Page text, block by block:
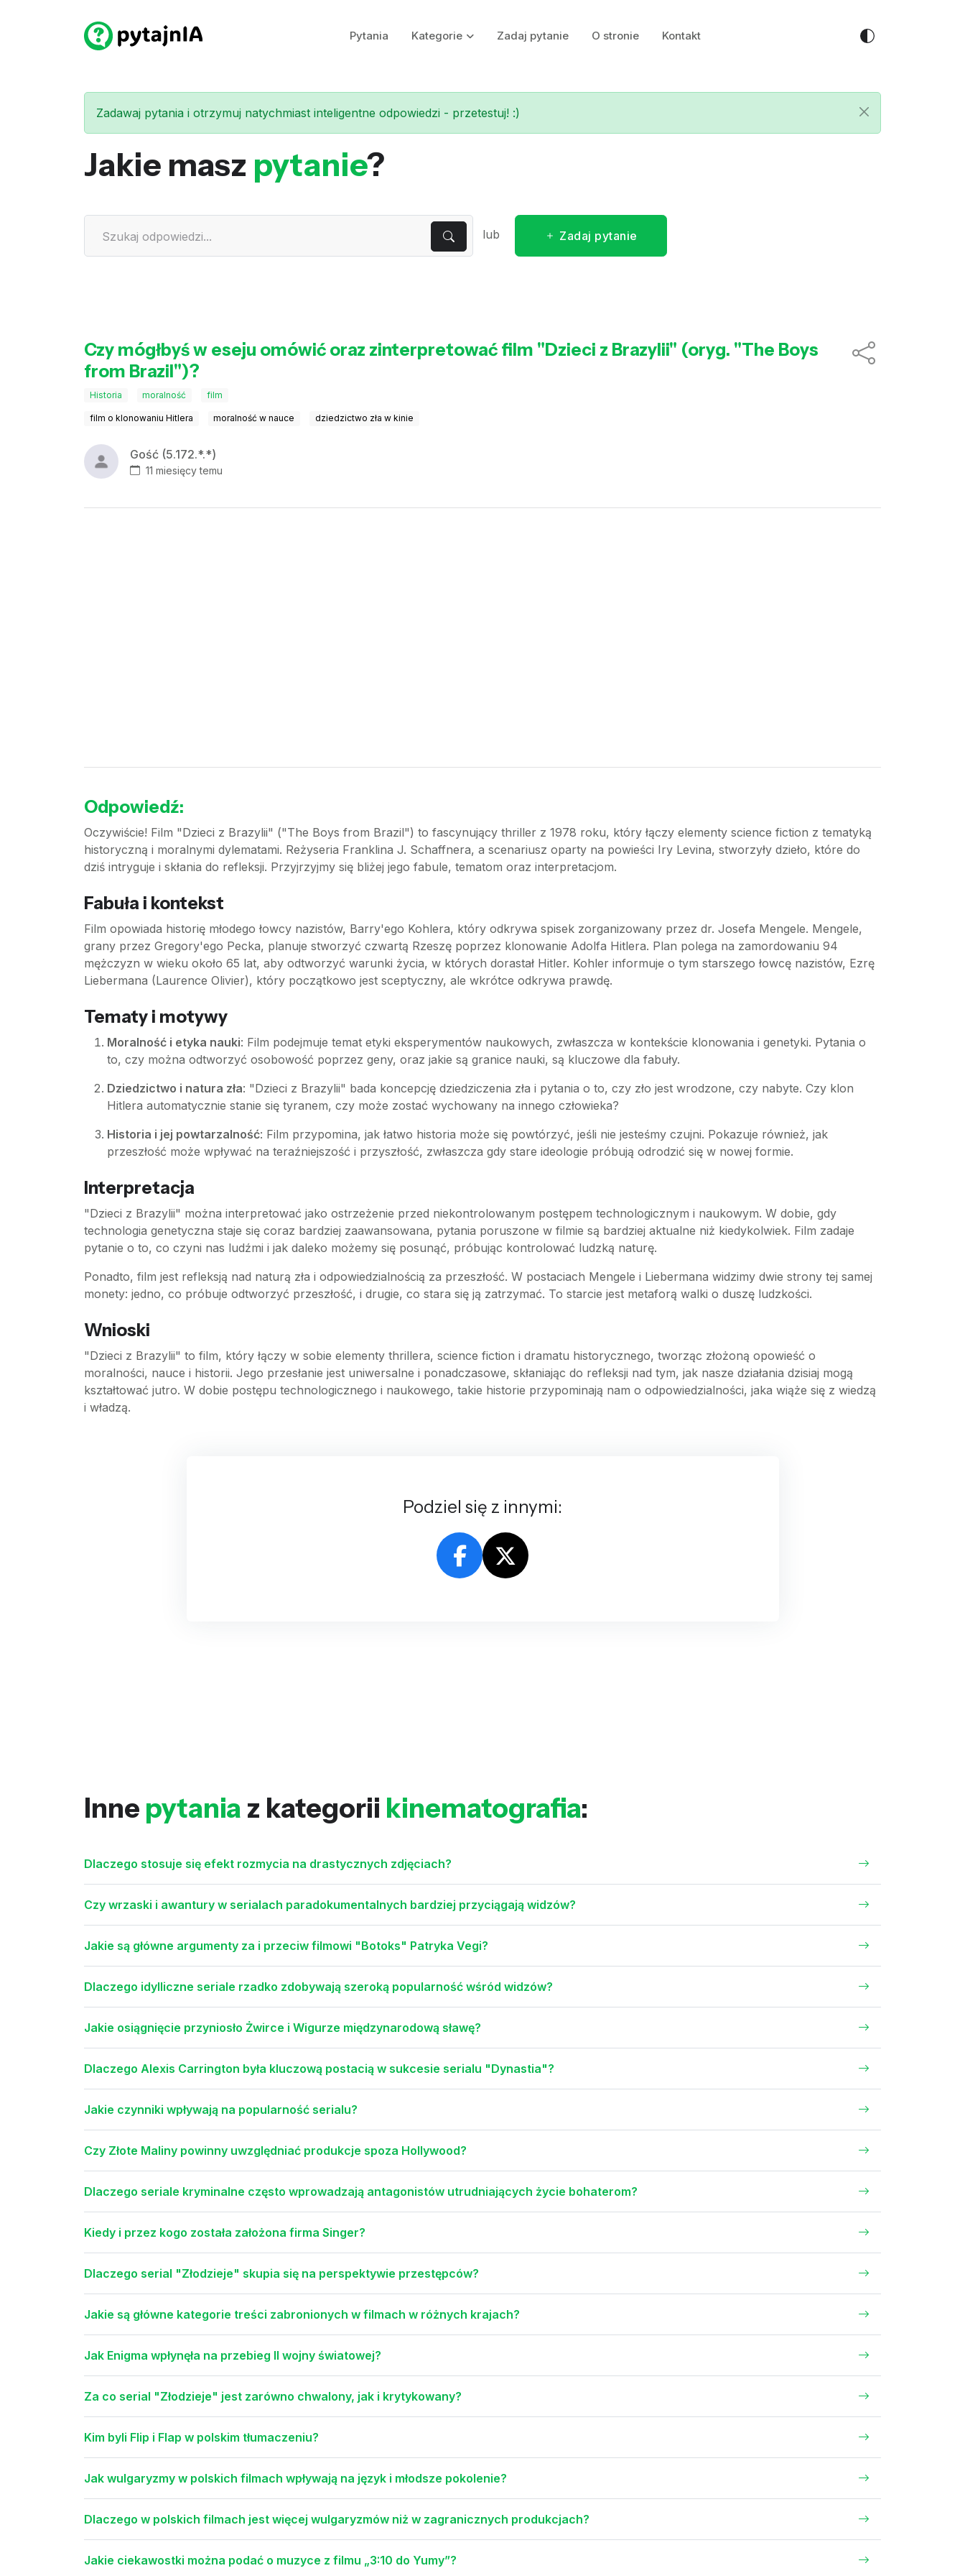
Pytania Kategorie Zadaj pytanie O stronie Kontakt
Zadawaj pytania i otrzymuj natychmiast inteligentne odpowiedzi - przetestuj! :)
Jakie masz pytanie?
lub Zadaj pytanie
Czy mógłbyś w eseju omówić oraz zinterpretować film "Dzieci z Brazylii" (oryg. "The Boys
from Brazil")?
Historia moralność film
film o klonowaniu Hitlera moralność w nauce dziedzictwo zła w kinie
Gość (5.172.*.*)
11 miesięcy temu
Odpowiedź:
Oczywiście! Film "Dzieci z Brazylii" ("The Boys from Brazil") to fascynujący thriller z 1978 roku, który łączy elementy science fiction z tematyką
historyczną i moralnymi dylematami. Reżyseria Franklina J. Schaffnera, a scenariusz oparty na powieści Iry Levina, stworzyły dzieło, które do
dziś intryguje i skłania do refleksji. Przyjrzyjmy się bliżej jego fabule, tematom oraz interpretacjom.
Fabuła i kontekst
Film opowiada historię młodego łowcy nazistów, Barry'ego Kohlera, który odkrywa spisek zorganizowany przez dr. Josefa Mengele. Mengele,
grany przez Gregory'ego Pecka, planuje stworzyć czwartą Rzeszę poprzez klonowanie Adolfa Hitlera. Plan polega na zamordowaniu 94
mężczyzn w wieku około 65 lat, aby odtworzyć warunki życia, w których dorastał Hitler. Kohler informuje o tym starszego łowcę nazistów, Ezrę
Liebermana (Laurence Olivier), który początkowo jest sceptyczny, ale wkrótce odkrywa prawdę.
Tematy i motywy
Moralność i etyka nauki: Film podejmuje temat etyki eksperymentów naukowych, zwłaszcza w kontekście klonowania i genetyki. Pytania o
to, czy można odtworzyć osobowość poprzez geny, oraz jakie są granice nauki, są kluczowe dla fabuły.
Dziedzictwo i natura zła: "Dzieci z Brazylii" bada koncepcję dziedziczenia zła i pytania o to, czy zło jest wrodzone, czy nabyte. Czy klon
Hitlera automatycznie stanie się tyranem, czy może zostać wychowany na innego człowieka?
Historia i jej powtarzalność: Film przypomina, jak łatwo historia może się powtórzyć, jeśli nie jesteśmy czujni. Pokazuje również, jak
przeszłość może wpływać na teraźniejszość i przyszłość, zwłaszcza gdy stare ideologie próbują odrodzić się w nowej formie.
Interpretacja
"Dzieci z Brazylii" można interpretować jako ostrzeżenie przed niekontrolowanym postępem technologicznym i naukowym. W dobie, gdy
technologia genetyczna staje się coraz bardziej zaawansowana, pytania poruszone w filmie są bardziej aktualne niż kiedykolwiek. Film zadaje
pytanie o to, co czyni nas ludźmi i jak daleko możemy się posunąć, próbując kontrolować ludzką naturę.
Ponadto, film jest refleksją nad naturą zła i odpowiedzialnością za przeszłość. W postaciach Mengele i Liebermana widzimy dwie strony tej samej
monety: jedno, co próbuje odtworzyć przeszłość, i drugie, co stara się ją zatrzymać. To starcie jest metaforą walki o duszę ludzkości.
Wnioski
"Dzieci z Brazylii" to film, który łączy w sobie elementy thrillera, science fiction i dramatu historycznego, tworząc złożoną opowieść o
moralności, nauce i historii. Jego przesłanie jest uniwersalne i ponadczasowe, skłaniając do refleksji nad tym, jak nasze działania dzisiaj mogą
kształtować jutro. W dobie postępu technologicznego i naukowego, takie historie przypominają nam o odpowiedzialności, jaka wiąże się z wiedzą
i władzą.
Podziel się z innymi:
Inne pytania z kategorii kinematografia:
Dlaczego stosuje się efekt rozmycia na drastycznych zdjęciach?
Czy wrzaski i awantury w serialach paradokumentalnych bardziej przyciągają widzów?
Jakie są główne argumenty za i przeciw filmowi "Botoks" Patryka Vegi?
Dlaczego idylliczne seriale rzadko zdobywają szeroką popularność wśród widzów?
Jakie osiągnięcie przyniosło Żwirce i Wigurze międzynarodową sławę?
Dlaczego Alexis Carrington była kluczową postacią w sukcesie serialu "Dynastia"?
Jakie czynniki wpływają na popularność serialu?
Czy Złote Maliny powinny uwzględniać produkcje spoza Hollywood?
Dlaczego seriale kryminalne często wprowadzają antagonistów utrudniających życie bohaterom?
Kiedy i przez kogo została założona firma Singer?
Dlaczego serial "Złodzieje" skupia się na perspektywie przestępców?
Jakie są główne kategorie treści zabronionych w filmach w różnych krajach?
Jak Enigma wpłynęła na przebieg II wojny światowej?
Za co serial "Złodzieje" jest zarówno chwalony, jak i krytykowany?
Kim byli Flip i Flap w polskim tłumaczeniu?
Jak wulgaryzmy w polskich filmach wpływają na język i młodsze pokolenie?
Dlaczego w polskich filmach jest więcej wulgaryzmów niż w zagranicznych produkcjach?
Jakie ciekawostki można podać o muzyce z filmu „3:10 do Yumy”?